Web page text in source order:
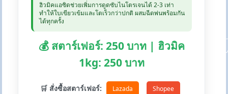
ฮิวมิคแอซิดช่วยเพิ่มการดูดซับไนโตรเจนได้ 2-3 เท่า
ทำให้ใบเขียวเข้มและโตเร็วกว่าปกติ ผสมฉีดพ่นพร้อมกัน
ได้ทุกครั้ง
💰 สตาร์เฟอร์: 250 บาท | ฮิวมิค
1kg: 250 บาท
🛒 สั่งซื้อสตาร์เฟอร์: Lazada Shopee